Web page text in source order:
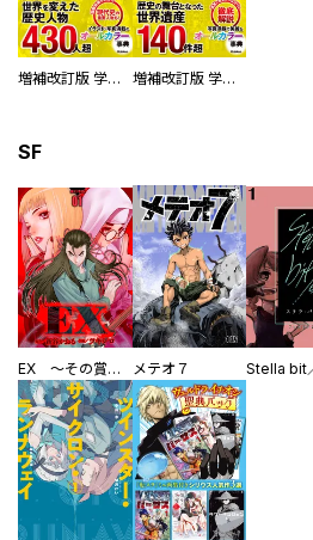
増補改訂版 学研まんが NEW世界の歴史 別巻 人物学習事典 増補改訂版 学研まんが NEW世界の歴史 別巻 世界遺産学習事典
SF
EX ～その賞金稼ぎは、世界の出口を探す～【単行本版】 メテオ７